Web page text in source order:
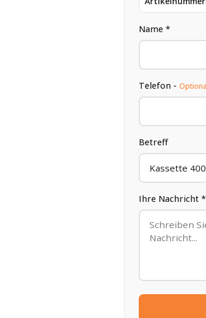
Name *
Telefon -
Betreff
Ihre Nachricht *